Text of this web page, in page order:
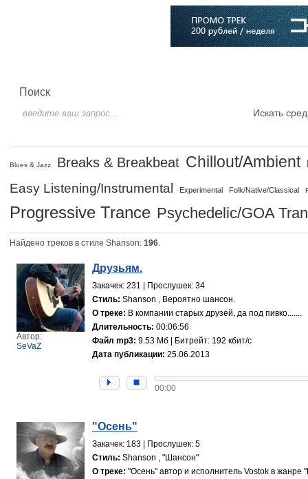
Поиск
Искать
Blues & Jazz Breaks & Breakbeat Chillout/Ambient
Easy Listening/Instrumental Experimental Folk/Native/Classical
Progressive Trance Psychedelic/GOA
Найдено треков в стиле Shanson: 196
Автор:
SeVaZ
Друзьям.
Закачек: 231 | Прослушек: 34
Стиль: Shanson , Вероятно шансон.
О треке: В компании старых друзей, да под пивко.......
Длительность: 00:06:56
Файл mp3: 9.53 Мб | Битрейт: 192 кбит/с
Дата публикации: 25.06.2013
00:00
"Осень"
Закачек: 183 | Прослушек: 5
Стиль: Shanson , "Шансон"
О треке: "Осень" автор и исполнитель Vostok в жанре